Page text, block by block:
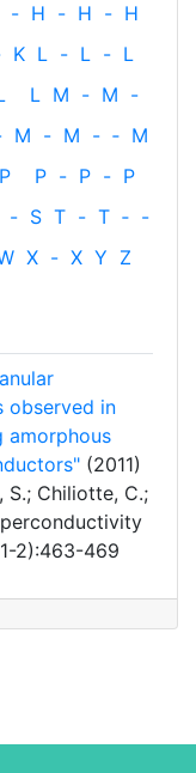
- H - H - H
K L - L - L
L M - M -
M - M - ‐ M
P P - P - P
- S T - T ‐ -
X - X Y Z
observed in
amorphous
(2011)
S.; Chiliotte, C.;
2):463-469